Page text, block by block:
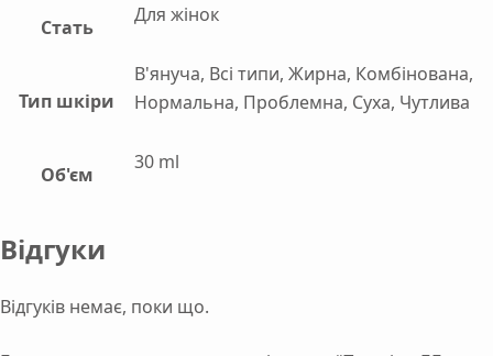
Стать
Для жінок
Тип шкіри
В'януча, Всі типи, Жирна, Комбінована,
Нормальна, Проблемна, Суха, Чутлива
Об'єм
30 ml
Відгуки
Відгуків немає, поки що.